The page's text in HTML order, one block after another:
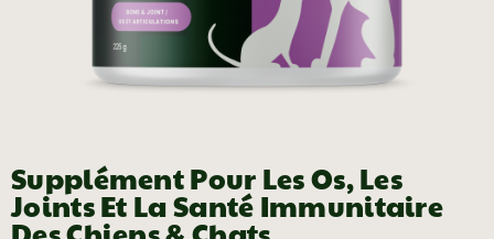
Supplément Pour Les Os, Les
Joints Et La Santé Immunitaire